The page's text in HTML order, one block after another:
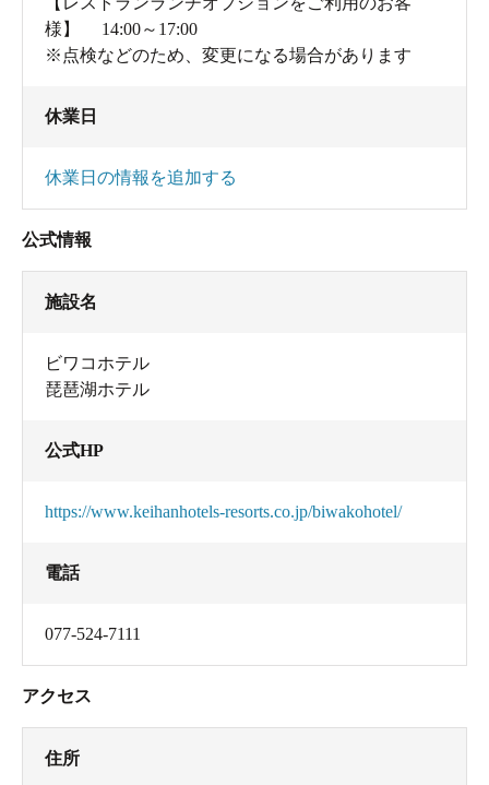
様】 14:00～17:00
※点検などのため、変更になる場合があります
休業日
休業日の情報を追加する
公式情報
施設名
ビワコホテル
琵琶湖ホテル
公式HP
https://www.keihanhotels-resorts.co.jp/biwakohotel/
電話
077-524-7111
アクセス
住所